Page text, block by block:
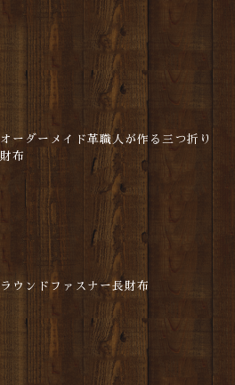
オーダーメイド革職人が作る三つ折り
財布
ラウンドファスナー長財布